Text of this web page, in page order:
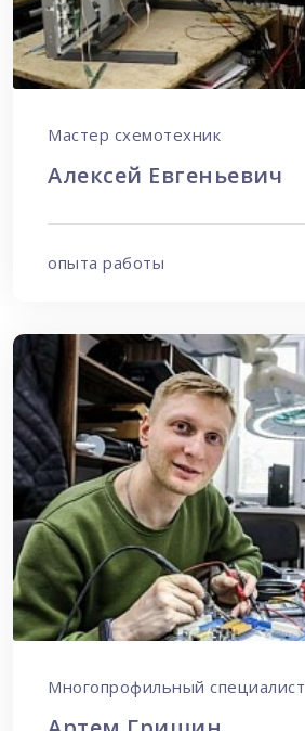
Мастер схемотехник
Алексей Евгеньевич
опыта работы
Многопрофильный специалист